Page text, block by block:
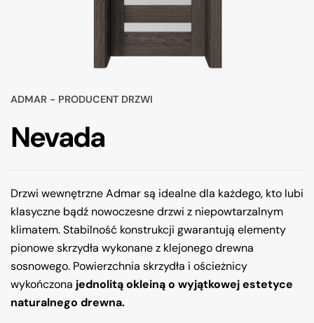
ADMAR - PRODUCENT DRZWI
Nevada
Drzwi wewnętrzne Admar są idealne dla każdego, kto lubi
klasyczne bądź nowoczesne drzwi z niepowtarzalnym
klimatem. Stabilność konstrukcji gwarantują elementy
pionowe skrzydła wykonane z klejonego drewna
sosnowego. Powierzchnia skrzydła i ościeżnicy
wykończona jednolitą okleiną o wyjątkowej estetyce
naturalnego drewna.